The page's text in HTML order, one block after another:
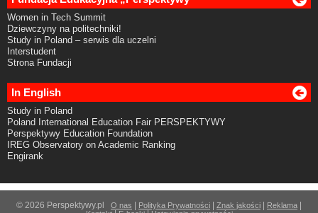
Women in Tech Summit
Dziewczyny na politechniki!
Study in Poland – serwis dla uczelni
Interstudent
Strona Fundacji
In English
Study in Poland
Poland International Education Fair PERSPEKTYWY
Perspektywy Education Foundation
IREG Observatory on Academic Ranking
Engirank
© 2026 Perspektywy.pl O nas Polityka Prywatności Znak jakości Reklama